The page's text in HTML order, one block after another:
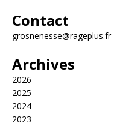
Contact
grosnenesse@rageplus.fr
Archives
2026
2025
2024
2023